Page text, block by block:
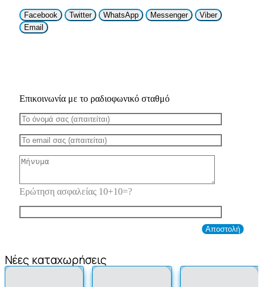
Facebook Twitter WhatsApp Messenger
Viber
Email
Επικοινωνία με το ραδιοφωνικό σταθμό
Ερώτηση ασφαλείας 10+10=?
Νέες καταχωρήσεις